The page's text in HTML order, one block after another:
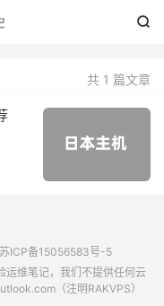

共 1 篇文章
苏ICP备15056583号-5
运维笔记，我们不提供任何云
（注明RAKVPS）